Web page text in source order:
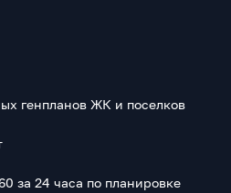
генпланов ЖК и поселков
за 24 часа по планировке